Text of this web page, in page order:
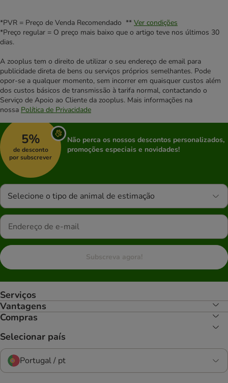
*PVR = Preço de Venda Recomendado ** Ver condições
*Preço regular = O preço mais baixo que o artigo teve nos últimos 30
dias.
A zooplus tem o direito de utilizar o seu endereço de email para
publicidade direta de bens ou serviços próprios semelhantes. Pode
opor-se a qualquer momento, sem incorrer em quaisquer custos além
dos custos básicos de transmissão à tarifa normal, contactando o
Serviço de Apoio ao Cliente da zooplus. Mais informações na
nossa Política de Privacidade
5%
de desconto
por subscrever
Não perca os nossos descontos personalizados,
promoções especiais e novidades!
Selecione o tipo de animal de estimação
Subscreva agora!
Serviços
Vantagens
Compras
Selecionar país
Portugal / pt